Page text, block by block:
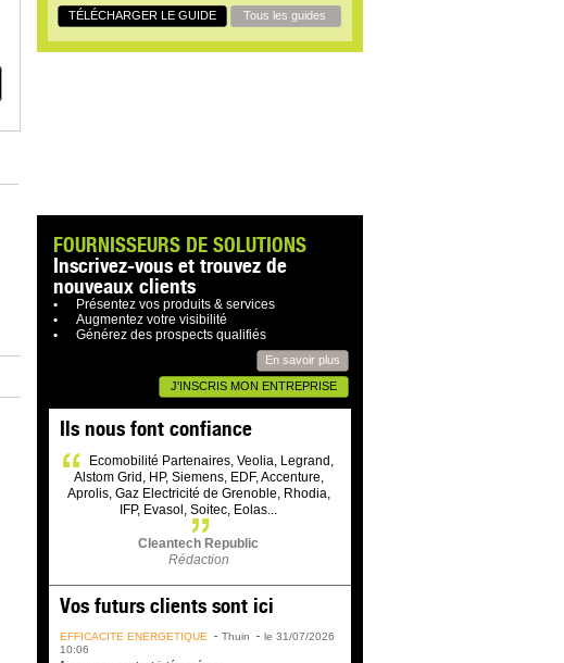
TÉLÉCHARGER LE GUIDE Tous les guides
FOURNISSEURS DE SOLUTIONS
Inscrivez-vous et trouvez de
nouveaux clients
Présentez vos produits & services
Augmentez votre visibilité
Générez des prospects qualifiés
En savoir plus
J'INSCRIS MON ENTREPRISE
Ils nous font confiance
Ecomobilité Partenaires, Veolia, Legrand,
Alstom Grid, HP, Siemens, EDF, Accenture,
Aprolis, Gaz Electricité de Grenoble, Rhodia,
IFP, Evasol, Soitec, Eolas...
Cleantech Republic
Rédaction
Vos futurs clients sont ici
EFFICACITÉ ÉNERGÉTIQUE Thuin
le 31/07/2026
10:06